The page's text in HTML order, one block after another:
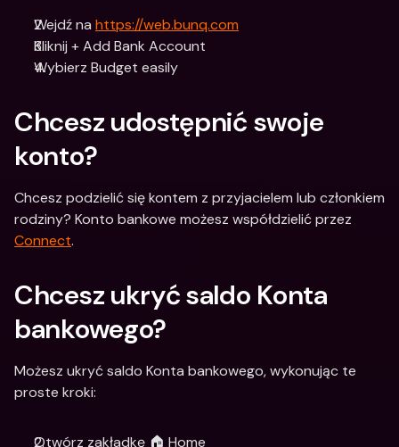
Wejdź na https://web.bunq.com
Kliknij + Add Bank Account
Wybierz Budget easily
Chcesz udostępnić swoje
konto?
Chcesz podzielić się kontem z przyjacielem lub członkiem
Connect.
Chcesz ukryć saldo Konta
bankowego?
Możesz ukryć saldo Konta bankowego, wykonując te
proste kroki:
Otwórz zakładkę 🏠 Home